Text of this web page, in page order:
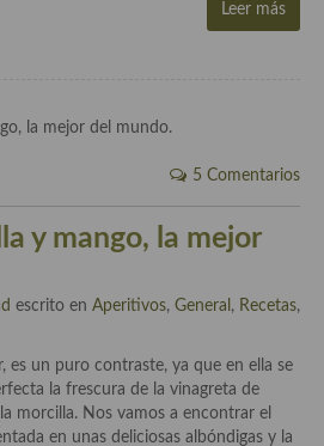
mejores AOVES
Leer más
5 Comentarios
y mango, la mejor
escrito en Aperitivos, General , Recetas,
es un puro contraste, ya que en ella se
la frescura de la vinagreta de
morcilla. Nos vamos a encontrar el
en unas deliciosas albóndigas y la